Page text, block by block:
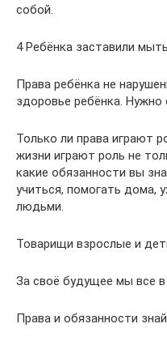
собой.
4 Ребёнка заставили
Права ребёнка не
здоровье ребёнка. Нужно
Только ли права играют
жизни играют роль не
какие обязанности вы
учиться, помогать дома,
людьми.
Товарищи взрослые и
За своё будущее мы все в
Права и обязанности